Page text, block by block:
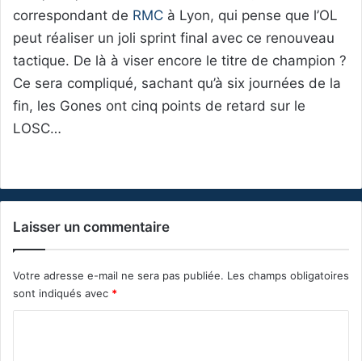
correspondant de RMC à Lyon, qui pense que l’OL
peut réaliser un joli sprint final avec ce renouveau
tactique. De là à viser encore le titre de champion ?
Ce sera compliqué, sachant qu’à six journées de la
fin, les Gones ont cinq points de retard sur le
LOSC…
Laisser un commentaire
Votre adresse e-mail ne sera pas publiée. Les champs obligatoires
sont indiqués avec *